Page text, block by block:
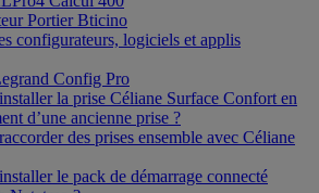
Portier Bticino
configurateurs, logiciels et applis
Config Pro
la prise Céliane Surface Confort en
d’une ancienne prise ?
des prises ensemble avec Céliane
le pack de démarrage connecté